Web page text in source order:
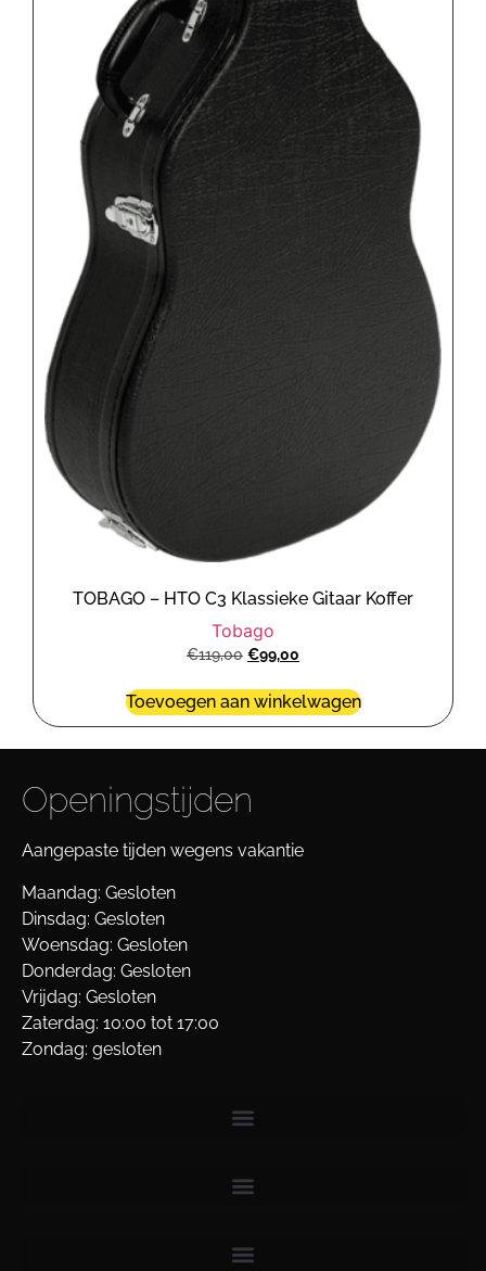
TOBAGO – HTO C3 Klassieke Gitaar Koffer
Tobago
€119,00 €99,00
Toevoegen aan winkelwagen
Openingstijden
Aangepaste tijden wegens vakantie
Maandag: Gesloten
Dinsdag: Gesloten
Woensdag: Gesloten
Donderdag: Gesloten
Vrijdag: Gesloten
Zaterdag: 10:00 tot 17:00
Zondag: gesloten